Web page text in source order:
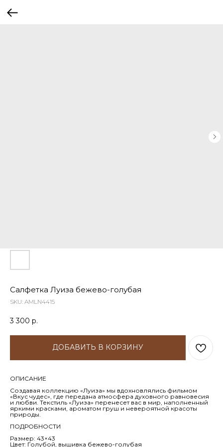
Салфетка Луиза бежево-голубая
SKU: AMLN4415
3 300 р.
ДОБАВИТЬ В КОРЗИНУ
ОПИСАНИЕ
Создавая коллекцию «Луиза» мы вдохновлялись фильмом
«Вкус чудес», где передана атмосфера духовного равновесия
и любви. Текстиль «Луиза» перенесет вас в мир, наполненный
яркими красками, ароматом груш и невероятной красоты
природы.
ПОДРОБНОСТИ
Размер: 43×43
Цвет: Голубой, вышивка бежево-голубая